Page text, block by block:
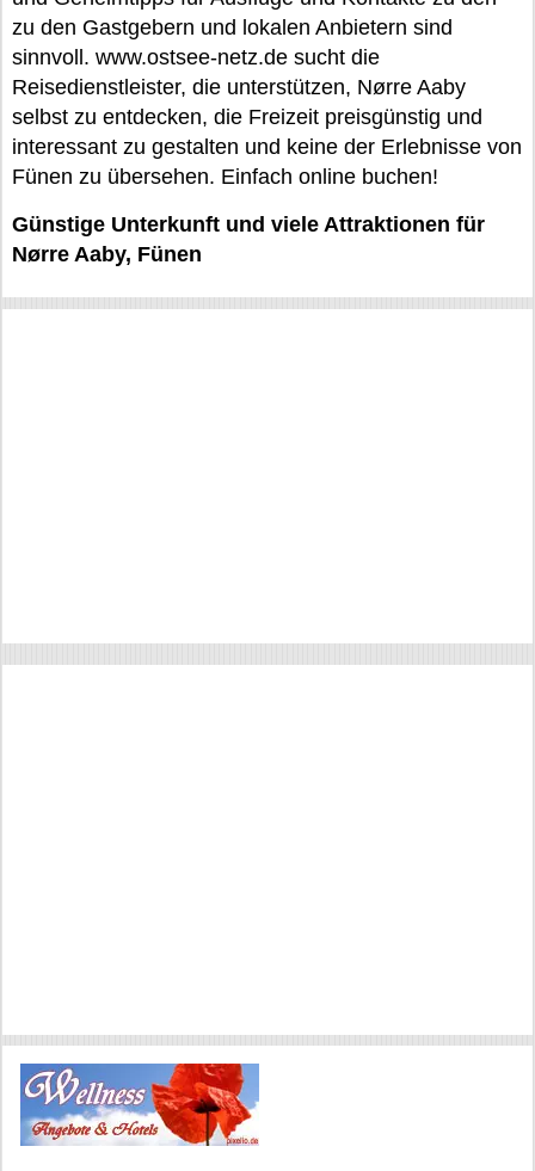
zu den Gastgebern und lokalen Anbietern sind
sinnvoll. www.ostsee-netz.de sucht die
Reisedienstleister, die unterstützen, Nørre Aaby
selbst zu entdecken, die Freizeit preisgünstig und
interessant zu gestalten und keine der Erlebnisse von
Fünen zu übersehen. Einfach online buchen!
Günstige Unterkunft und viele Attraktionen für
Nørre Aaby, Fünen